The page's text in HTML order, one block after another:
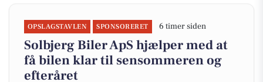
OPSLAGSTAVLEN SPONSORERET 6 timer siden
Solbjerg Biler ApS hjælper med at
få bilen klar til sensommeren og
efteråret